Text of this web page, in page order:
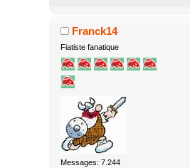
Franck14
Fiatiste fanatique
Messages: 7.244